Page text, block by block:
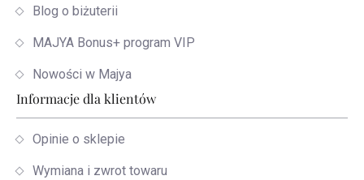
Blog o biżuterii
MAJYA Bonus+ program VIP
Nowości w Majya
Informacje dla klientów
Opinie o sklepie
Wymiana i zwrot towaru